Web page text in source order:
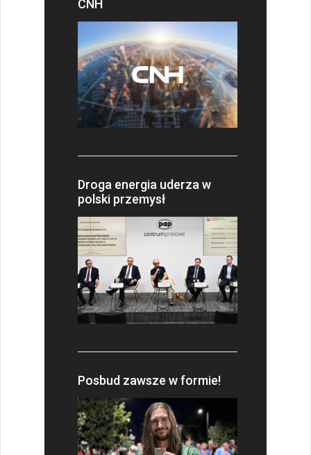
CNH
Droga energia uderza w
polski przemysł
Posbud zawsze w formie!